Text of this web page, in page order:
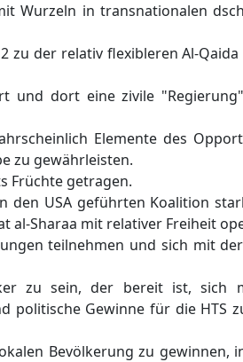
Wurzeln in transnationalen
zu der relativ flexibleren Al-
und dort eine zivile
Elemente des
zu gewährleisten.
Früchte getragen.
den USA geführten Koalition
al-Sharaa mit relativer Freiheit
teilnehmen und sich mit
zu sein, der bereit ist, sich
politische Gewinne für die HTS
Bevölkerung zu gewinnen,